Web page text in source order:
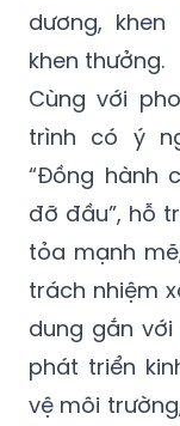
dương,
khen thưởng.
Cùng với
trình có ý
“Đồng hành
đỡ đầu”, hỗ
tỏa mạnh
trách nhiệm
dung gắn
phát triển
vệ môi